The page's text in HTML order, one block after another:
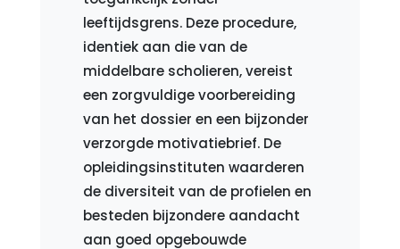
leeftijdsgrens. Deze procedure,
identiek aan die van de
middelbare scholieren, vereist
een zorgvuldige voorbereiding
van het dossier en een bijzonder
verzorgde motivatiebrief. De
opleidingsinstituten waarderen
de diversiteit van de profielen en
besteden bijzondere aandacht
aan goed opgebouwde